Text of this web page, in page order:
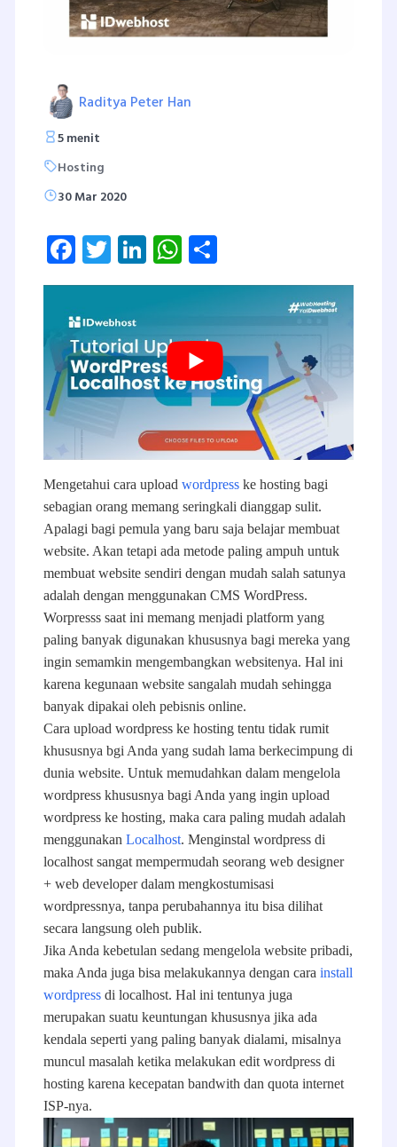
Raditya Peter Han
5 menit
Hosting
30 Mar 2020
Facebook
Twitter
LinkedInWhatsApp
Mengetahui cara upload wordpress ke hosting bagi
sebagian orang memang seringkali dianggap sulit.
Apalagi bagi pemula yang baru saja belajar membuat
website. Akan tetapi ada metode paling ampuh untuk
membuat website sendiri dengan mudah salah satunya
adalah dengan menggunakan CMS WordPress.
Worpresss saat ini memang menjadi platform yang
paling banyak digunakan khususnya bagi mereka yang
ingin semamkin mengembangkan websitenya. Hal ini
karena kegunaan website sangalah mudah sehingga
banyak dipakai oleh pebisnis online.
Cara upload wordpress ke hosting tentu tidak rumit
khususnya bgi Anda yang sudah lama berkecimpung di
dunia website. Untuk memudahkan dalam mengelola
wordpress khususnya bagi Anda yang ingin upload
wordpress ke hosting, maka cara paling mudah adalah
menggunakan Localhost. Menginstal wordpress di
localhost sangat mempermudah seorang web designer
+ web developer dalam mengkostumisasi
wordpressnya, tanpa perubahannya itu bisa dilihat
secara langsung oleh publik.
Jika Anda kebetulan sedang mengelola website pribadi,
maka Anda juga bisa melakukannya dengan cara install
wordpress di localhost. Hal ini tentunya juga
merupakan suatu keuntungan khususnya jika ada
kendala seperti yang paling banyak dialami, misalnya
muncul masalah ketika melakukan edit wordpress di
hosting karena kecepatan bandwith dan quota internet
ISP-nya.